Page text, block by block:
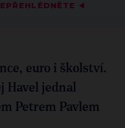
◀
euro i školství.
Havel jednal
Petrem Pavlem